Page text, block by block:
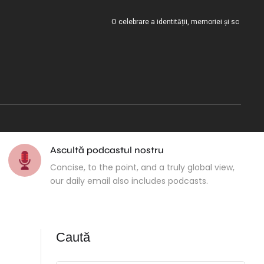
O celebrare a identității, memoriei și solidarității
Ascultă podcastul nostru
Concise, to the point, and a truly global view,
our daily email also includes podcasts.
Caută